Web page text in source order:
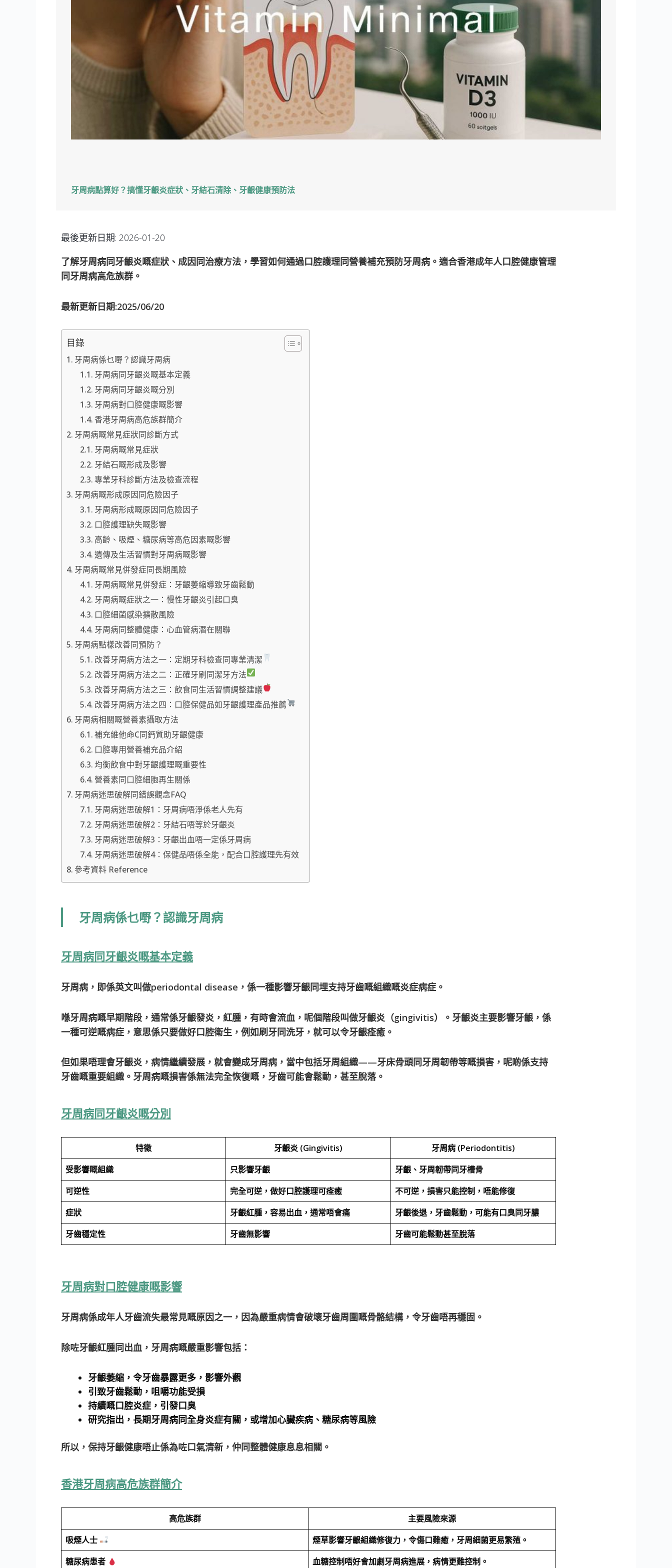
牙周病點算好？搞懂牙齦炎症狀、牙結石清除、牙齦健康預防法
最後更新日期: 2026-01-20
了解牙周病同牙齦炎嘅症狀、成因同治療方法，學習如何通過口腔護理同營養補充預防牙周病。適合香港成年人口腔健康管理
同牙周病高危族群。
最新更新日期:2025/06/20
目錄
牙周病係乜嘢？認識牙周病
牙周病同牙齦炎嘅基本定義
牙周病同牙齦炎嘅分別
牙周病對口腔健康嘅影響
香港牙周病高危族群簡介
牙周病嘅常見症狀同診斷方式
牙周病嘅常見症狀
牙結石嘅形成及影響
專業牙科診斷方法及檢查流程
牙周病嘅形成原因同危險因子
牙周病形成嘅原因同危險因子
口腔護理缺失嘅影響
高齡、吸煙、糖尿病等高危因素嘅影響
遺傳及生活習慣對牙周病嘅影響
牙周病嘅常見併發症同長期風險
牙周病嘅常見併發症：牙齦萎縮導致牙齒鬆動
牙周病嘅症狀之一：慢性牙齦炎引起口臭
口腔細菌感染擴散風險
牙周病同整體健康：心血管病潛在關聯
牙周病點樣改善同預防？
改善牙周病方法之一：定期牙科檢查同專業清潔
改善牙周病方法之二：正確牙刷同潔牙方法
改善牙周病方法之三：飲食同生活習慣調整建議
改善牙周病方法之四：口腔保健品如牙齦護理產品推薦
牙周病相關嘅營養素攝取方法
補充維他命C同鈣質助牙齦健康
口腔專用營養補充品介紹
均衡飲食中對牙齦護理嘅重要性
營養素同口腔細胞再生關係
牙周病迷思破解同錯誤觀念FAQ
牙周病迷思破解1：牙周病唔淨係老人先有
牙周病迷思破解2：牙結石唔等於牙齦炎
牙周病迷思破解3：牙齦出血唔一定係牙周病
牙周病迷思破解4：保健品唔係全能，配合口腔護理先有效
參考資料 Reference
牙周病係乜嘢？認識牙周病
牙周病同牙齦炎嘅基本定義
牙周病，即係英文叫做periodontal disease，係一種影響牙齦同埋支持牙齒嘅組織嘅炎症病症。
喺牙周病嘅早期階段，通常係牙齦發炎，紅腫，有時會流血，呢個階段叫做牙齦炎（gingivitis）。牙齦炎主要影響牙齦，係
一種可逆嘅病症，意思係只要做好口腔衛生，例如刷牙同洗牙，就可以令牙齦痊癒。
但如果唔理會牙齦炎，病情繼續發展，就會變成牙周病，當中包括牙周組織——牙床骨頭同牙周韌帶等嘅損害，呢啲係支持
牙齒嘅重要組織。牙周病嘅損害係無法完全恢復嘅，牙齒可能會鬆動，甚至脫落。
牙周病同牙齦炎嘅分別
特徵 牙齦炎 (Gingivitis)
牙周病 (Periodontitis)
受影響嘅組織
只影響牙齦
牙齦、牙周韌帶同牙槽骨
可逆性
完全可逆，做好口腔護理可痊癒
不可逆，損害只能控制，唔能修復
症狀
牙齦紅腫，容易出血，通常唔會痛
牙齦後退，牙齒鬆動，可能有口臭同牙膿
牙齒穩定性
牙齒無影響 牙齒可能鬆動甚至脫落
牙周病對口腔健康嘅影響
牙周病係成年人牙齒流失最常見嘅原因之一 ，因為嚴重病情會破壞牙齒周圍嘅骨骼結構，令牙齒唔再穩固。
除咗牙齦紅腫同出血，牙周病嘅嚴重影響包括：
牙齦萎縮，令牙齒暴露更多，影響外觀
引致牙齒鬆動，咀嚼功能受損
持續嘅口腔炎症，引發口臭
研究指出，長期牙周病同全身炎症有關，或增加心臟疾病、糖尿病等風險
所以，保持牙齦健康唔止係為咗口氣清新，仲同整體健康息息相關。
香港牙周病高危族群簡介
高危族群
主要風險來源
吸煙人士
煙草影響牙齦組織修復力，令傷口難癒，牙周細菌更易繁殖。
糖尿病患者
血糖控制唔好會加劇牙周病進展，病情更難控制。